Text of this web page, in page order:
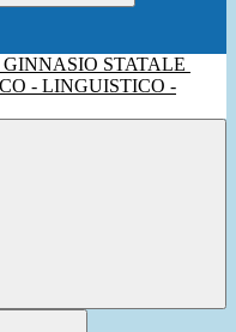
STATALE
- LINGUISTICO -